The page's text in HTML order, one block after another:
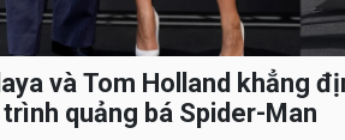
và Tom Holland khẳng
trình quảng bá Spider-Man